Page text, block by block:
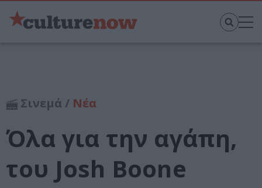
Σινεμά / Νέα
Όλα για την αγάπη,
του Josh Boone